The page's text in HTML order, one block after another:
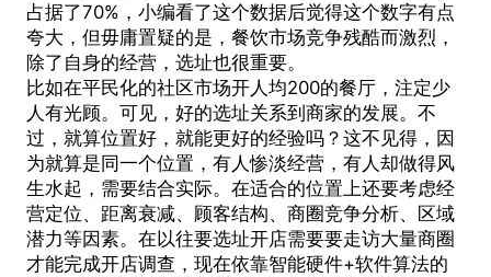
占据了70%，小编看了这个数据后觉得这个数字有点
夸大，但毋庸置疑的是，餐饮市场竞争残酷而激烈，
除了自身的经营，选址也很重要。
比如在平民化的社区市场开人均200的餐厅，注定少
人有光顾。可见，好的选址关系到商家的发展。不
过，就算位置好，就能更好的经验吗？这不见得，因
为就算是同一个位置，有人惨淡经营，有人却做得风
生水起，需要结合实际。在适合的位置上还要考虑经
营定位、距离衰减、顾客结构、商圈竞争分析、区域
潜力等因素。在以往要选址开店需要要走访大量商圈
才能完成开店调查，现在依靠智能硬件+软件算法的